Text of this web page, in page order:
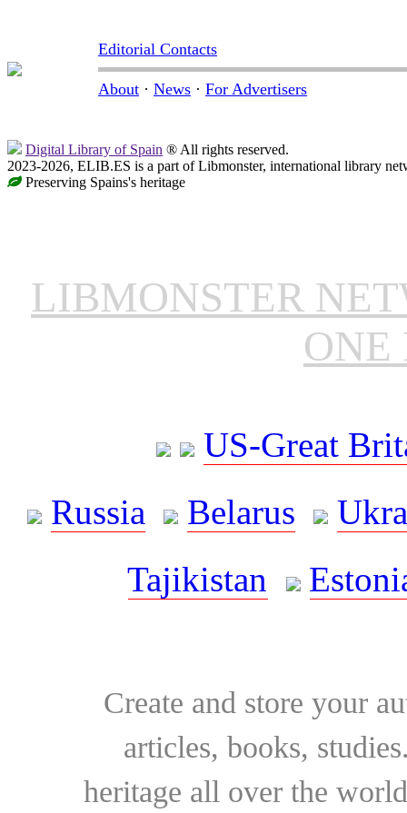
Editorial Contacts
About · News · For Advertisers
Digital Library of Spain ® All rights reserved.
2023-2026, ELIB.ES is a part of Libmonster, international library
Preserving Spains's heritage
LIBMONSTER
ONE
US-Great
Russia
Belarus
Tajikistan
Create and store your
articles, books,
heritage all over the